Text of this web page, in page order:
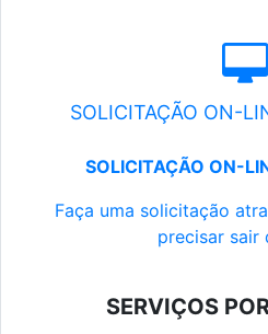
SOLICITAÇÃO ON-
SOLICITAÇÃO ON-
Faça uma solicitação
precisar sair
SERVIÇOS